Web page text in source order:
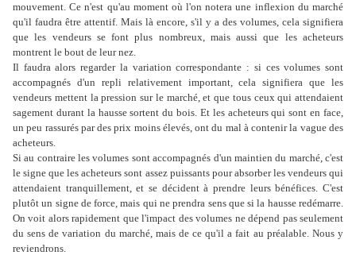
mouvement. Ce n'est qu'au moment où l'on notera une inflexion du marché
qu'il faudra être attentif. Mais là encore, s'il y a des volumes, cela signifiera
que les vendeurs se font plus nombreux, mais aussi que les acheteurs
montrent le bout de leur nez.
Il faudra alors regarder la variation correspondante : si ces volumes sont
accompagnés d'un repli relativement important, cela signifiera que les
vendeurs mettent la pression sur le marché, et que tous ceux qui attendaient
sagement durant la hausse sortent du bois. Et les acheteurs qui sont en face,
un peu rassurés par des prix moins élevés, ont du mal à contenir la vague des
acheteurs.
Si au contraire les volumes sont accompagnés d'un maintien du marché, c'est
le signe que les acheteurs sont assez puissants pour absorber les vendeurs qui
attendaient tranquillement, et se décident à prendre leurs bénéfices. C'est
plutôt un signe de force, mais qui ne prendra sens que si la hausse redémarre.
On voit alors rapidement que l'impact des volumes ne dépend pas seulement
du sens de variation du marché, mais de ce qu'il a fait au préalable. Nous y
reviendrons.